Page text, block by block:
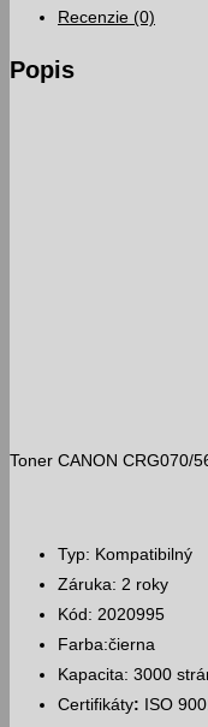
kompatibilný
toner
Recenzie (0)
Popis
Toner CANON CRG070/
Typ: Kompatibilný
Záruka: 2 roky
Kód: 2020995
Farba:čierna
Kapacita: 3000
Certifikáty: ISO